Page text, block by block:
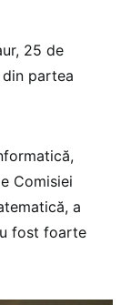
25 de
partea
Comisiei
a
fost foarte